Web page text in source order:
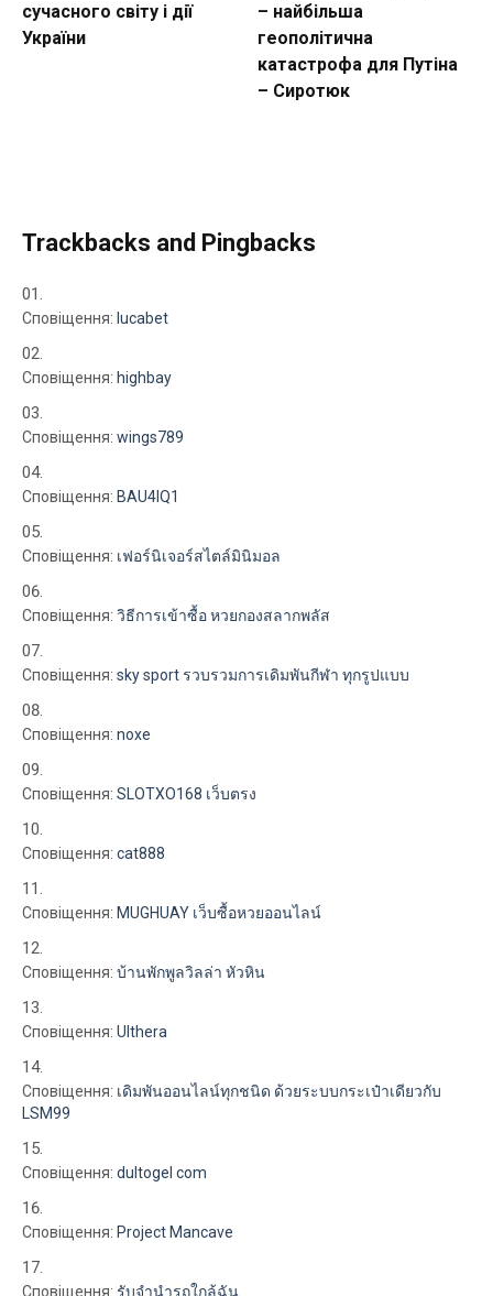
сучасного світу і дії
України
– найбільша
геополітична
катастрофа для Путіна
– Сиротюк
Trackbacks and Pingbacks
Сповіщення: lucabet
Сповіщення: highbay
Сповіщення: wings789
Сповіщення: BAU4IQ1
Сповіщення: เฟอร์นิเจอร์สไตล์มินิมอล
Сповіщення: วิธีการเข้าซื้อ หวยกองสลากพลัส
Сповіщення: sky sport รวบรวมการเดิมพันกีฬา ทุกรูปแบบ
Сповіщення: noxe
Сповіщення: SLOTXO168 เว็บตรง
Сповіщення: cat888
Сповіщення: MUGHUAY เว็บซื้อหวยออนไลน์
Сповіщення: บ้านพักพูลวิลล่า หัวหิน
Сповіщення: Ulthera
Сповіщення: เดิมพันออนไลน์ทุกชนิด ด้วยระบบกระเป๋าเดียวกับ
LSM99
Сповіщення: dultogel com
Сповіщення: Project Mancave
Сповіщення: รับจำนำรถใกล้ฉัน